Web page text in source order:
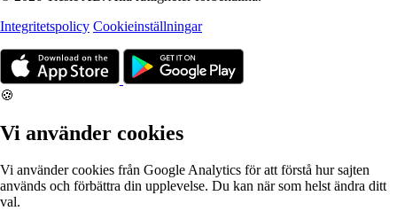
Integritetspolicy Cookieinställningar
🍪
Vi använder cookies
Vi använder cookies från Google Analytics för att förstå hur sajten
används och förbättra din upplevelse. Du kan när som helst ändra ditt
val.